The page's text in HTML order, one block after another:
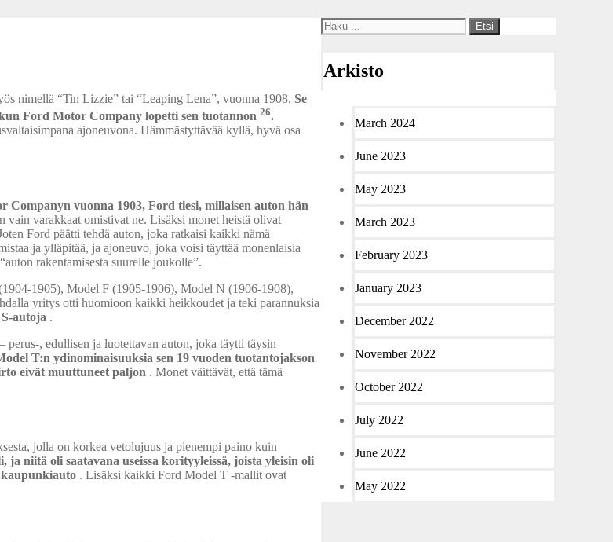
nimellä “Tin Lizzie” tai “Leaping Lena”, vuonna 1908. Se
Ford Motor Company lopetti sen tuotannon 26.
ajoneuvona. Hämmästyttävää kyllä, hyvä osa
Companyn vuonna 1903, Ford tiesi, millaisen auton hän
varakkaat omistivat ne. Lisäksi monet heistä olivat
Ford päätti tehdä auton, joka ratkaisi kaikki nämä
ja ylläpitää, ja ajoneuvo, joka voisi täyttää monenlaisia
rakentamisesta suurelle joukolle”.
1905), Model F (1905-1906), Model N (1906-1908),
yritys otti huomioon kaikki heikkoudet ja teki parannuksia
autoja .
, edullisen ja luotettavan auton, joka täytti täysin
T:n ydinominaisuuksia sen 19 vuoden tuotantojakson
eivät muuttuneet paljon . Monet väittävät, että tämä
jolla on korkea vetolujuus ja pienempi paino kuin
niitä oli saatavana useissa korityyleissä, joista yleisin oli
. Lisäksi kaikki Ford Model T -mallit ovat
Arkisto
March 2024
June 2023
May 2023
March 2023
February 2023
January 2023
December 2022
November 2022
October 2022
July 2022
June 2022
May 2022